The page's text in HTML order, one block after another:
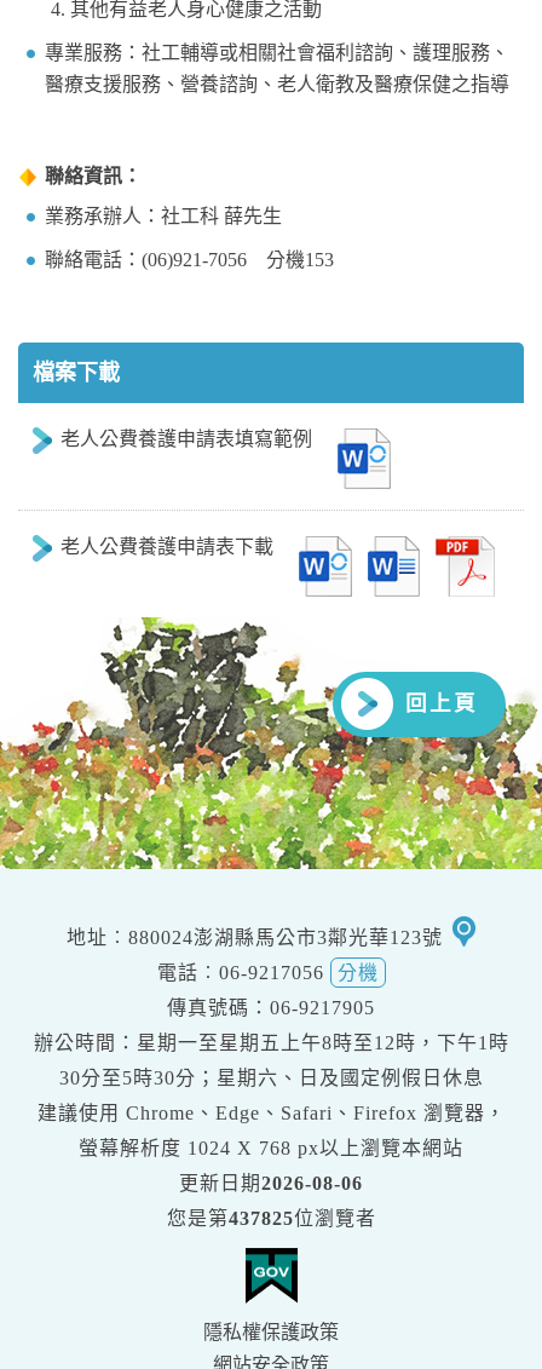
其他有益老人身心健康之活動
專業服務：社工輔導或相關社會福利諮詢、護理服務、
醫療支援服務、營養諮詢、老人衛教及醫療保健之指導
聯絡資訊：
業務承辦人：社工科 薛先生
聯絡電話：(06)921-7056 分機153
檔案下載
老人公費養護申請表填寫範例
老人公費養護申請表下載
回上頁
地址︰880024澎湖縣馬公市3鄰光華123號
移
交
通
地
電話︰06-9217056
分機
傳真號碼：06-9217905
辦公時間：星期一至星期五上午8時至12時，下午1時
30分至5時30分；星期六、日及國定例假日休息
建議使用 Chrome、Edge、Safari、Firefox 瀏覽器，
螢幕解析度 1024 X 768 px以上瀏覽本網站
更新日期2026-08-06
您是第437825位瀏覽者
隱私權保護政策